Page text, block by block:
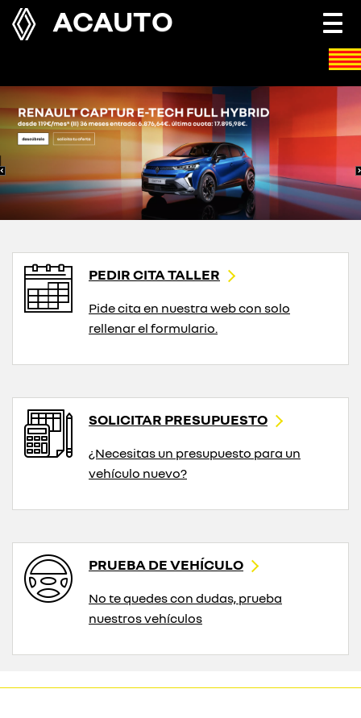
ACAUTO
PEDIR CITA TALLER
Pide cita en nuestra web con solo
rellenar el formulario.
SOLICITAR PRESUPUESTO
¿Necesitas un presupuesto para un
vehículo nuevo?
PRUEBA DE VEHÍCULO
No te quedes con dudas, prueba
nuestros vehículos